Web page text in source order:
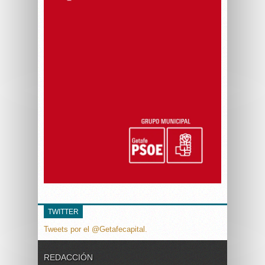
TWITTER
Tweets por el @Getafecapital.
REDACCIÓN